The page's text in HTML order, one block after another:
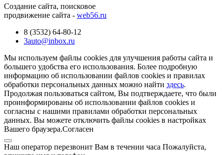
Создание сайта, поисковое
продвижение сайта - web56.ru
8 (3532) 64-80-12
3auto@inbox.ru
Мы используем файлы cookies для улучшения работы сайта и
большего удобства его использования. Более подробную
информацию об использовании файлов cookies и правилах
обработки персональных данных можно найти здесь.
Продолжая пользоваться сайтом, Вы подтверждаете, что были
проинформированы об использовании файлов cookies и
согласны с нашими правилами обработки персональных
данных. Вы можете отключить файлы cookies в настройках
Вашего браузера.Согласен
Наш оператор перезвонит Вам в течении часа Пожалуйста,